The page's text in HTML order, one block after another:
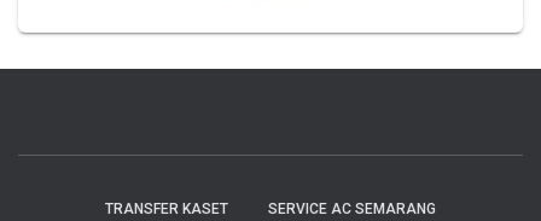
TRANSFER KASET SERVICE AC SEMARANG